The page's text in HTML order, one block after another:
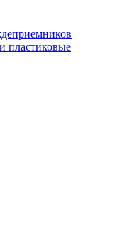
пластиковые